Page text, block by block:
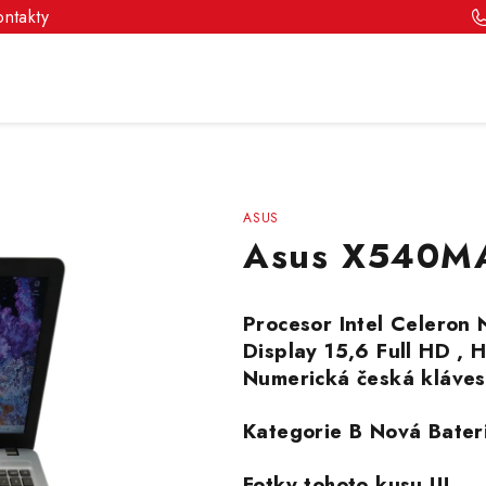
ASUS
Asus
Procesor Intel
Display 15,6 Full HD ,
Numerická česká
Kategorie B Nová